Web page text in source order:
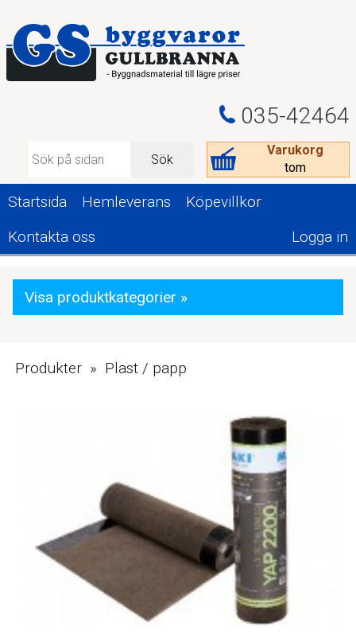
035-42464
Varukorg
tom
Sök
Startsida Hemleverans
Köpevillkor
Kontakta oss
Logga in
Visa produktkategorier »
Produkter » Plast / papp